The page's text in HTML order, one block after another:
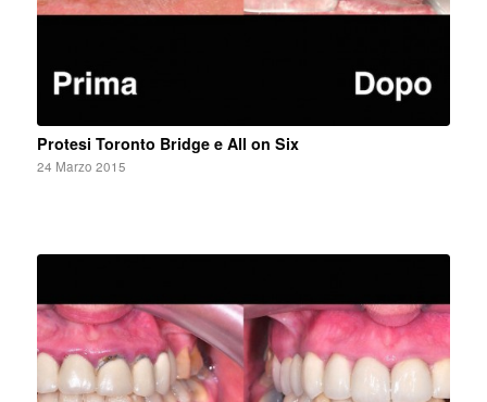
Protesi Toronto Bridge e All on Six
24 Marzo 2015